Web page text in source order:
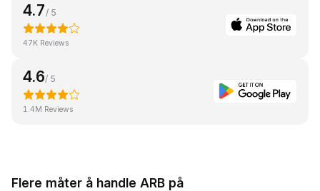
4.7 / 5
47K Reviews
4.6/ 5
1.4M Reviews
Flere måter å handle ARB på